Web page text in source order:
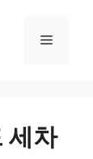
메
세차